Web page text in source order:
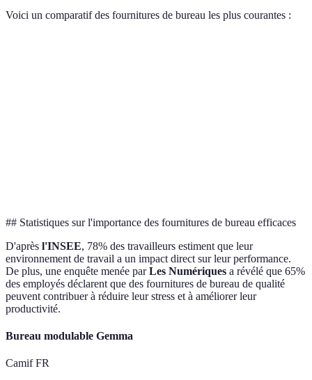
Voici un comparatif des fournitures de bureau les plus courantes :
## Statistiques sur l'importance des fournitures de bureau efficaces
D'après l'INSEE, 78% des travailleurs estiment que leur
environnement de travail a un impact direct sur leur performance.
De plus, une enquête menée parLes Numériques a révélé que 65%
des employés déclarent que des fournitures de bureau de qualité
peuvent contribuer à réduire leur stress et à améliorer leur
productivité.
Bureau modulable Gemma
Camif FR